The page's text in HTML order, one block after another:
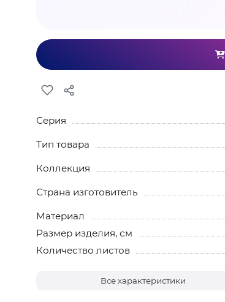
Серия
Тип товара
Коллекция
Страна изготовитель
Материал
Размер изделия, см
Количество листов
Все характеристики